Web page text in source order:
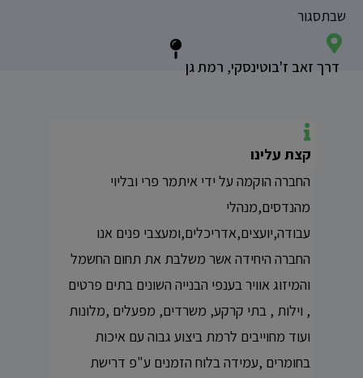
שבתסגור
דרך זאב ז'בוטינסקי, רמת גן
קצת עלינו
החברה הוקמה על ידי איתמר פרי ובליוי
מהנדסים,מנהלי
עבודה,יועצים,אדריכלים,ומעצבי פנים אנו
החברה היחידה אשר משלבת את תחום החשמל
והמיזוג אוויר בענפי הבנייה השונים בתים פרטים
, וילות , בתי קרקע, משרדים, מפעלים ,מלונות
ועוד מחוייבים לרמת ביצוע גבוה עם איכות
בחומרים ,עמידה בלוח הזמנים ע"פ דרישת